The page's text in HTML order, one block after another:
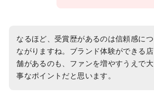
なるほど、受賞歴があるのは信頼感につ
ながりますね。ブランド体験ができる店
舗があるのも、ファンを増やすうえで大
事なポイントだと思います。